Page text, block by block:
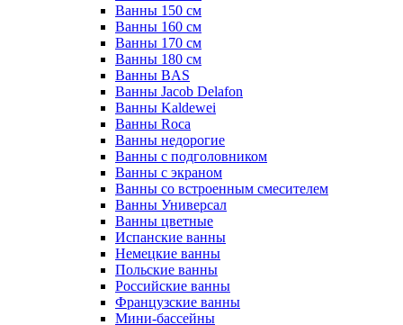
Ванны 150 см
Ванны 160 см
Ванны 170 см
Ванны 180 см
Ванны BAS
Ванны Jacob Delafon
Ванны Kaldewei
Ванны Roca
Ванны недорогие
Ванны с подголовником
Ванны с экраном
Ванны со встроенным смесителем
Ванны Универсал
Ванны цветные
Испанские ванны
Немецкие ванны
Польские ванны
Российские ванны
Французские ванны
Мини-бассейны